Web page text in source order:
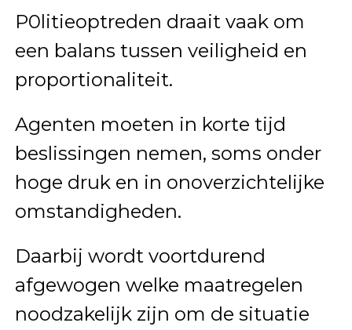
P0litieoptreden draait vaak om
een balans tussen veiligheid en
proportionaliteit.
Agenten moeten in korte tijd
beslissingen nemen, soms onder
hoge druk en in onoverzichtelijke
omstandigheden.
Daarbij wordt voortdurend
afgewogen welke maatregelen
noodzakelijk zijn om de situatie